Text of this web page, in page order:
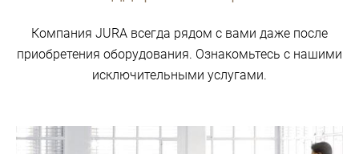
Компания JURA всегда рядом с вами даже после
приобретения оборудования. Ознакомьтесь с нашими
исключительными услугами.
подробнее